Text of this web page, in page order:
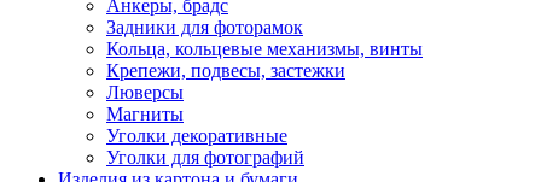
Анкеры, брадс
Задники для фоторамок
Кольца, кольцевые механизмы, винты
Крепежи, подвесы, застежки
Люверсы
Магниты
Уголки декоративные
Уголки для фотографий